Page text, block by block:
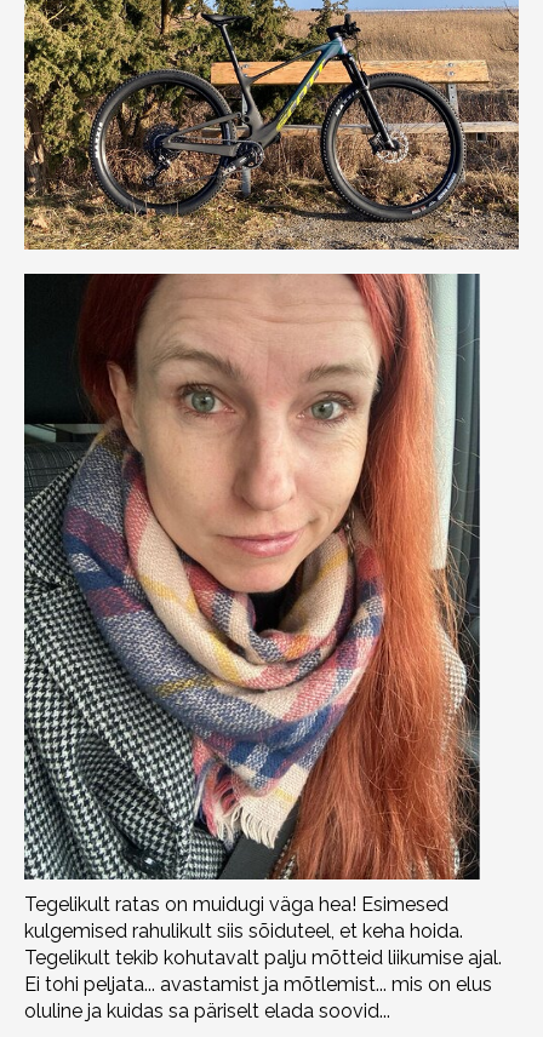
Tegelikult ratas on muidugi väga hea! Esimesed
kulgemised rahulikult siis sõiduteel, et keha hoida.
Tegelikult tekib kohutavalt palju mõtteid liikumise ajal.
Ei tohi peljata... avastamist ja mõtlemist... mis on elus
oluline ja kuidas sa päriselt elada soovid...